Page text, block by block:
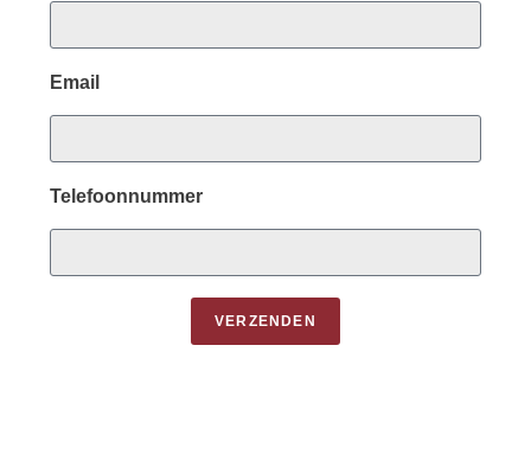
Email
Telefoonnummer
VERZENDEN